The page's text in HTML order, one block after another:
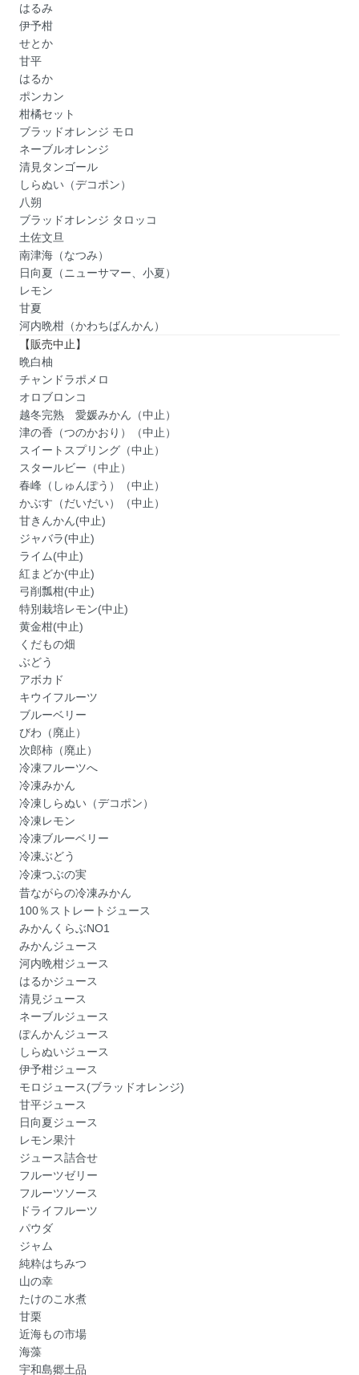
はるみ
伊予柑
せとか
甘平
はるか
ポンカン
柑橘セット
ブラッドオレンジ モロ
ネーブルオレンジ
清見タンゴール
しらぬい（デコポン）
八朔
ブラッドオレンジ タロッコ
土佐文旦
南津海（なつみ）
日向夏（ニューサマー、小夏）
レモン
甘夏
河内晩柑（かわちばんかん）
【販売中止】
晩白柚
チャンドラポメロ
オロブロンコ
越冬完熟 愛媛みかん（中止）
津の香（つのかおり）（中止）
スイートスプリング（中止）
スタールビー（中止）
春峰（しゅんぽう）（中止）
かぶす（だいだい）（中止）
甘きんかん(中止)
ジャバラ(中止)
ライム(中止)
紅まどか(中止)
弓削瓢柑(中止)
特別栽培レモン(中止)
黄金柑(中止)
くだもの畑
ぶどう
アボカド
キウイフルーツ
ブルーベリー
びわ（廃止）
次郎柿（廃止）
冷凍フルーツへ
冷凍みかん
冷凍しらぬい（デコポン）
冷凍レモン
冷凍ブルーベリー
冷凍ぶどう
冷凍つぶの実
昔ながらの冷凍みかん
100％ストレートジュース
みかんくらぶNO1
みかんジュース
河内晩柑ジュース
はるかジュース
清見ジュース
ネーブルジュース
ぽんかんジュース
しらぬいジュース
伊予柑ジュース
モロジュース(ブラッドオレンジ)
甘平ジュース
日向夏ジュース
レモン果汁
ジュース詰合せ
フルーツゼリー
フルーツソース
ドライフルーツ
パウダ
ジャム
純粋はちみつ
山の幸
たけのこ水煮
甘栗
近海もの市場
海藻
宇和島郷土品